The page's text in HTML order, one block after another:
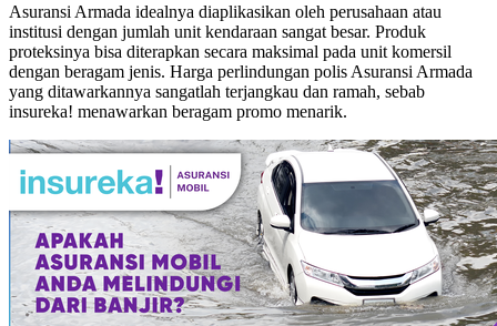
Asuransi Armada idealnya diaplikasikan oleh perusahaan atau
institusi dengan jumlah unit kendaraan sangat besar. Produk
proteksinya bisa diterapkan secara maksimal pada unit komersil
dengan beragam jenis. Harga perlindungan polis Asuransi Armada
yang ditawarkannya sangatlah terjangkau dan ramah, sebab
insureka! menawarkan beragam promo menarik.